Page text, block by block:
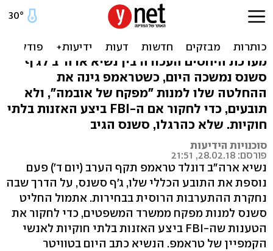
"בושה!". עימות בין טראמפ
לשר המשפטים שלו
מערכת היחסים העכורה בין נשיא ארה"ב לג'ף
סשנס נמשכה היום, כשטראמפ גינה את
ההחלטה שלו למנות "מפקח של אובמה", ולא
תובעים, כדי לחקור אם ה-FBI ביצע האזנות בלתי
חוקיות. שלא כהרגלו, סשנס הגיב
סוכנויות הידיעות
פורסם: 28.02.18, 21:51
נשיא ארה"ב דונלד טראמפ תקף הערב (יום ד') פעם
נוספת את התובע הכללי שלו, ג'ף סשנס, על הדרך שבה
נחקרת ההתערבות הרוסית בבחירות. אתמול החליט
סשנס למנות מפקח ממשרד המשפטים, כדי לחקור את
הטענות שה-FBI ביצע האזנות בלתי חוקיות לאנשי
הקמפיין של טראמפ. הנשיא כתב היום בטוויטר